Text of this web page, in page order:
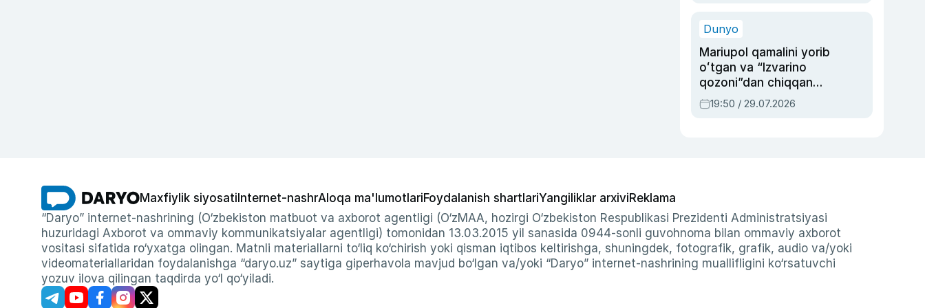
Dunyo
Mariupol qamalini yorib
oʻtgan va “Izvarino
qozoni”dan chiqqan
qahramon — Ukraina
armiyasi bosh
19:50 / 29.07.2026
Maxfiylik siyosati Internet-nashrAloqa ma'lumotlariFoydalanish shartlariYangiliklar arxiviReklama
“Daryo” internet-nashrining (O‘zbekiston matbuot va axborot agentligi (O‘zMAA, hozirgi O‘zbekiston Respublikasi Prezidenti Administratsiyasi
huzuridagi Axborot va ommaviy kommunikatsiyalar agentligi) tomonidan 13.03.2015 yil sanasida 0944-sonli guvohnoma bilan ommaviy axborot
vositasi sifatida ro‘yxatga olingan. Matnli materiallarni to‘liq ko‘chirish yoki qisman iqtibos keltirishga, shuningdek, fotografik, grafik, audio va/yoki
videomateriallaridan foydalanishga “daryo.uz” saytiga giperhavola mavjud bo‘lgan va/yoki “Daryo” internet-nashrining muallifligini ko‘rsatuvchi
yozuv ilova qilingan taqdirda yo‘l qo‘yiladi.